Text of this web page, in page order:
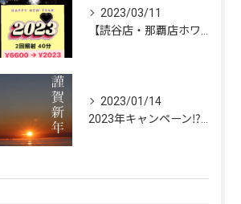
2023/03/11
【読谷店・那覇店ホワイトニング大大大キャンペーン🦷✨】
2023/01/14
2023年キャンペーン⁉︎🌅🎍✨【脱毛・ホワイトニング🦷✨ビストイック】